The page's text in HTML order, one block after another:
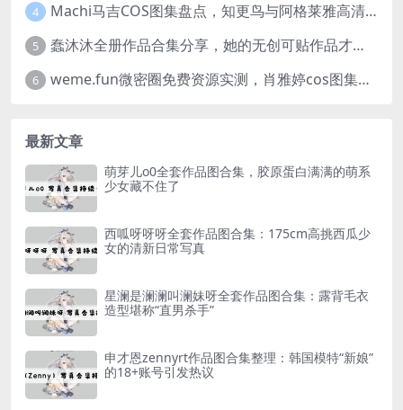
4 Machi马吉COS图集盘点，知更鸟与阿格莱雅高清图包欣赏
5 蠢沐沐全册作品合集分享，她的无创可贴作品才是网友们的超爱
6 weme.fun微密圈免费资源实测，肖雅婷cos图集完整浏览体验
最新文章
萌芽儿o0全套作品图合集，胶原蛋白满满的萌系
少女藏不住了
西呱呀呀呀全套作品图合集：175cm高挑西瓜少
女的清新日常写真
星澜是澜澜叫澜妹呀全套作品图合集：露背毛衣
造型堪称“直男杀手”
申才恩zennyrt作品图合集整理：韩国模特“新娘”
的18+账号引发热议